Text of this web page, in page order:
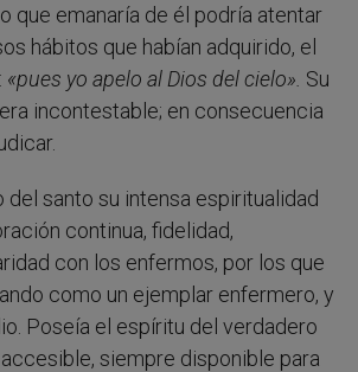
que emanaría de él podría atentar
hábitos que habían adquirido, el
«pues yo apelo al Dios del cielo». Su
incontestable; en consecuencia
del santo su intensa espiritualidad
continua, fidelidad,
con los enfermos, por los que
como un ejemplar enfermero, y
Poseía el espíritu del verdadero
siempre disponible para